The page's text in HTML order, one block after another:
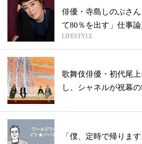
俳優・寺島しのぶさ
て80％を出す」仕事
族...
LIFESTYLE
歌舞伎俳優・初代尾
し、シャネルが祝幕
「僕、定時で帰りま